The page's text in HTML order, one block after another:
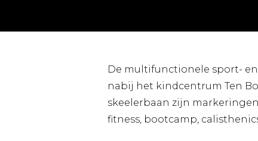
De multifunctionele sport-
nabij het kindcentrum Ten
skeelerbaan zijn
fitness, bootcamp,